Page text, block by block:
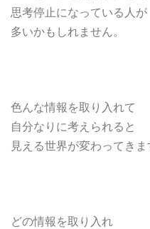
思考停止になっている人が
多いかもしれません。
色んな情報を取り入れて
自分なりに考えられると
見える世界が変わってきま
どの情報を取り入れ